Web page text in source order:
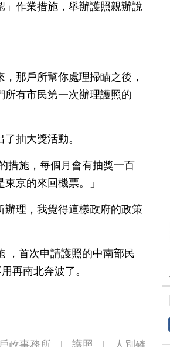
作業措施，舉辦護照親辦說
那戶所幫你處理掃瞄之後，
有市民第一次辦理護照的
抽大獎活動。
措施，每個月會有抽獎一百
京的來回機票。」
辦理，我覺得這樣政府的政策
，首次申請護照的中南部民
再南北奔波了。